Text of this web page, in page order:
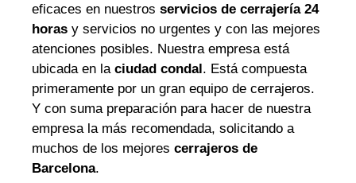
eficaces en nuestros servicios de cerrajería 24
horas y servicios no urgentes y con las mejores
atenciones posibles. Nuestra empresa está
ubicada en laciudad condal. Está compuesta
primeramente por un gran equipo de cerrajeros.
Y con suma preparación para hacer de nuestra
empresa la más recomendada, solicitando a
muchos de los mejores cerrajeros de
Barcelona.